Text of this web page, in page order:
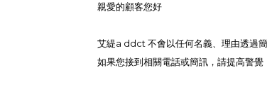
親愛的顧客您好
艾緹a ddct 不會以任何名義、理由透過
如果您接到相關電話或簡訊，請提高警